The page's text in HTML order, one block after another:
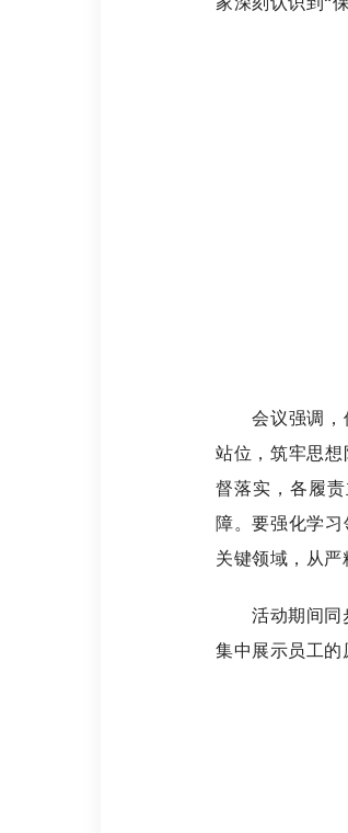
会议强调，保
站位，筑牢思
督落实，各履
障。要强化学
关键领域，从严
活动期间同步
集中展示员工的